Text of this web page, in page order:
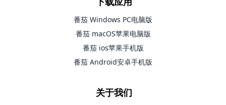
番茄 Windows PC电脑版
番茄 macOS苹果电脑版
番茄 ios苹果手机版
番茄 Android安卓手机版
关于我们